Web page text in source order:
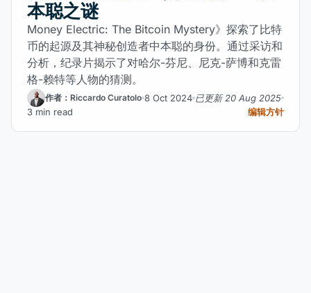
本聪之谜
Money Electric: The Bitcoin Mystery》探索了比特
币的起源及其神秘创造者中本聪的身份。通过采访和
分析，纪录片揭示了对哈尔-芬尼、尼克-萨博和克雷
格-赖特等人物的猜测。
作者：Riccardo Curatolo 8 Oct 2024 已更新 20 Aug 2025
3 min read
编辑方针